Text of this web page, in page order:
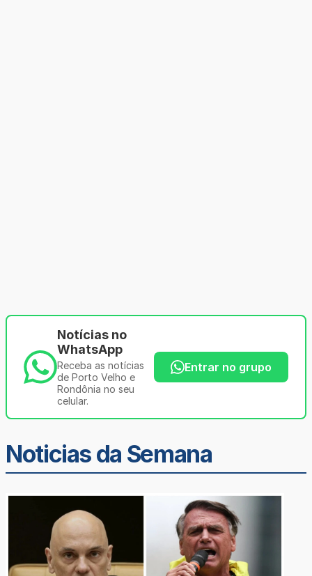
Notícias no
WhatsApp
Receba as notícias
de Porto Velho e
Rondônia no seu
celular.
Entrar no grupo
Noticias da Semana